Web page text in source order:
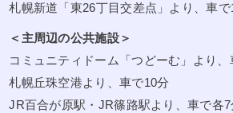
札幌新道「東26丁目交差点」より、車で
＜主周辺の公共施設＞
コミュニティドーム「つどーむ」より、
札幌丘珠空港より、車で10分
JR百合が原駅・JR篠路駅より、車で各7